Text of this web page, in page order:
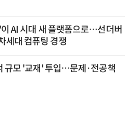
AI 시대 새 플랫폼으로…선더버
세대 컴퓨팅 경쟁
규모 '교재' 투입…문제·전공책